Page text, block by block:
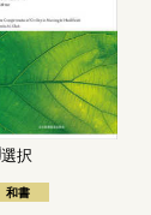
選択
和書